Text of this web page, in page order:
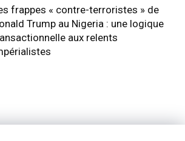
frappes « contre-terroristes » de
Trump au Nigeria : une logique
aux relents